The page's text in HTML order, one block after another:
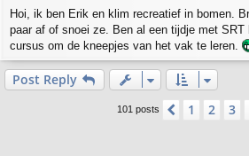
s
t
Hoi, ik ben Erik en klim recreatief in bomen.
paar af of snoei ze. Ben al een tijdje met SRT
cursus om de kneepjes van het vak te leren.
Post Reply
101 posts Previous
1 2 3